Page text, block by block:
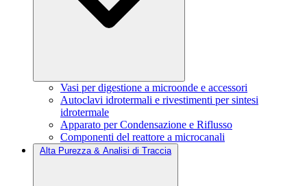
Vasi per digestione a microonde e accessori
Autoclavi idrotermali e rivestimenti per sintesi
idrotermale
Apparato per Condensazione e Riflusso
Componenti del reattore a microcanali
Alta Purezza & Analisi di Traccia